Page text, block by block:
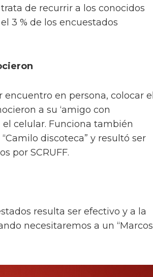
de recurrir a los conocidos
3 % de los encuestados
en persona, colocar el
a su ‘amigo con
el celular. Funciona también
discoteca” y resultó ser
por SCRUFF.
resulta ser efectivo y a la
necesitaremos a un “Marcos